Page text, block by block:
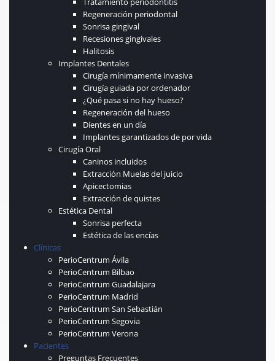
Regeneración periodontal
Sonrisa gingival
Recesiones gingivales
Halitosis
Implantes Dentales
Cirugía mínimamente invasiva
Cirugía guiada por ordenador
¿Qué pasa si no hay hueso?
Regeneración del hueso
Dientes en un día
Implantes garantizados de por vida
Cirugía Oral
Caninos incluidos
Extracción Muelas del juicio
Apicectomias
Extracción de quistes
Estética Dental
Sonrisa perfecta
Estética de las encías
Clínicas
PerioCentrum Ávila
PerioCentrum Bilbao
PerioCentrum Guadalajara
PerioCentrum Madrid
PerioCentrum San Sebastián
PerioCentrum Segovia
PerioCentrum Verona
Pacientes
Preguntas Frecuentes